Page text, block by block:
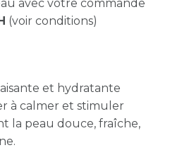
avec votre commande
(voir conditions)
et hydratante
à calmer et stimuler
la peau douce, fraîche,